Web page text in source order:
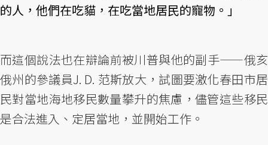
的人，他們在吃貓，在吃當地居民的寵物。」
而這個說法也在辯論前被川普與他的副手——俄亥
俄州的參議員J. D. 范斯放大，試圖要激化春田市居
民對當地海地移民數量攀升的焦慮，儘管這些移民
是合法進入、定居當地，並開始工作。